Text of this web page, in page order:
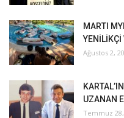
MARTI
YENİLİKÇİ
Ağustos 2,
UZANAN
Temmuz